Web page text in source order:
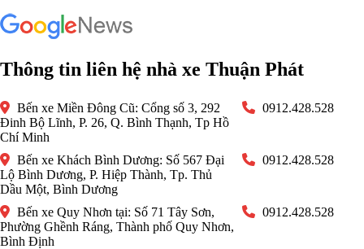
Thông tin liên hệ nhà xe Thuận Phát
Bến xe Miền Đông Cũ: Cổng số 3, 292
Đinh Bộ Lĩnh, P. 26, Q. Bình Thạnh, Tp Hồ
Chí Minh
0912.428.528
Bến xe Khách Bình Dương: Số 567 Đại
Lộ Bình Dương, P. Hiệp Thành, Tp. Thủ
Dầu Một, Bình Dương
0912.428.528
Bến xe Quy Nhơn tại: Số 71 Tây Sơn,
Phường Ghềnh Ráng, Thành phố Quy Nhơn,
Bình Định
0912.428.528